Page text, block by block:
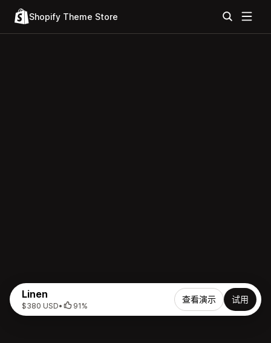
Shopify Theme Store
Linen
$380 USD• 91%
查看演示 试用